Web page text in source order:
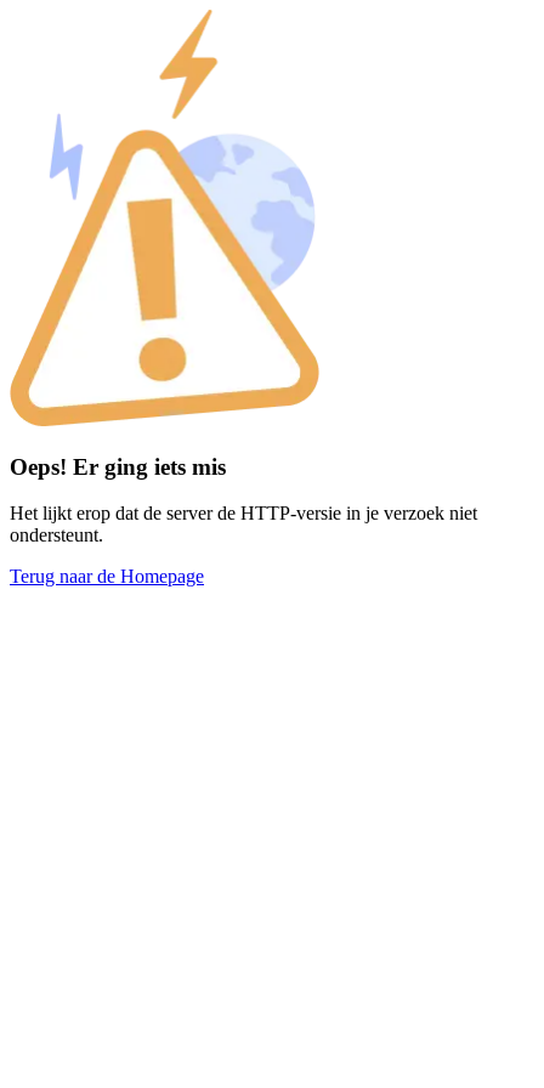
Oeps! Er ging iets mis
Het lijkt erop dat de server de HTTP-versie in je verzoek niet
ondersteunt.
Terug naar de Homepage